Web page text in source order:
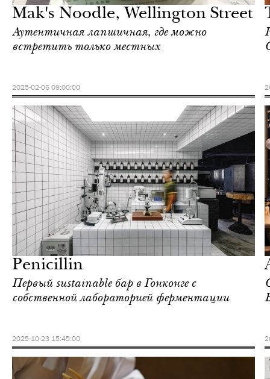
Mak's Noodle, Wellington Street
Аутентичная лапшичная, где можно
встретить только местных
2025-02-06 09:00:00
Penicillin
Первый sustainable бар в Гонконге с
собственной лабораторией ферментации
2025-10-23 15:45:00
жизнь